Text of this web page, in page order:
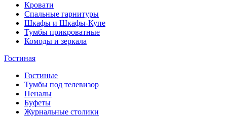
Кровати
Спальные гарнитуры
Шкафы и Шкафы-Купе
Тумбы прикроватные
Комоды и зеркала
Гостиная
Гостиные
Тумбы под телевизор
Пеналы
Буфеты
Журнальные столики